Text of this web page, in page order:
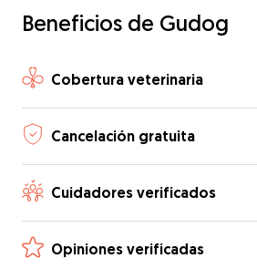
Beneficios de Gudog
Cobertura veterinaria
Cancelación gratuita
Cuidadores verificados
Opiniones verificadas